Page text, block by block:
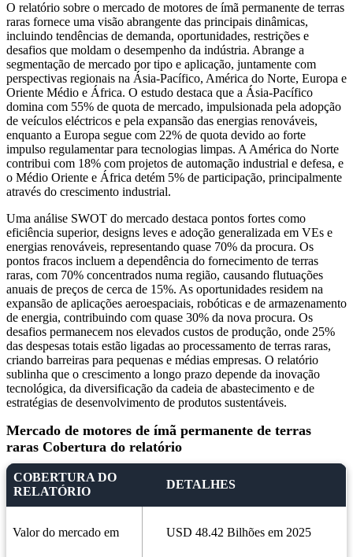
O relatório sobre o mercado de motores de ímã permanente de terras
raras fornece uma visão abrangente das principais dinâmicas,
incluindo tendências de demanda, oportunidades, restrições e
desafios que moldam o desempenho da indústria. Abrange a
segmentação de mercado por tipo e aplicação, juntamente com
perspectivas regionais na Ásia-Pacífico, América do Norte, Europa e
Oriente Médio e África. O estudo destaca que a Ásia-Pacífico
domina com 55% de quota de mercado, impulsionada pela adopção
de veículos eléctricos e pela expansão das energias renováveis,
enquanto a Europa segue com 22% de quota devido ao forte
impulso regulamentar para tecnologias limpas. A América do Norte
contribui com 18% com projetos de automação industrial e defesa, e
o Médio Oriente e África detém 5% de participação, principalmente
através do crescimento industrial.
Uma análise SWOT do mercado destaca pontos fortes como
eficiência superior, designs leves e adoção generalizada em VEs e
energias renováveis, representando quase 70% da procura. Os
pontos fracos incluem a dependência do fornecimento de terras
raras, com 70% concentrados numa região, causando flutuações
anuais de preços de cerca de 15%. As oportunidades residem na
expansão de aplicações aeroespaciais, robóticas e de armazenamento
de energia, contribuindo com quase 30% da nova procura. Os
desafios permanecem nos elevados custos de produção, onde 25%
das despesas totais estão ligadas ao processamento de terras raras,
criando barreiras para pequenas e médias empresas. O relatório
sublinha que o crescimento a longo prazo depende da inovação
tecnológica, da diversificação da cadeia de abastecimento e de
estratégias de desenvolvimento de produtos sustentáveis.
Mercado de motores de ímã permanente de terras
raras Cobertura do relatório
COBERTURA DO
RELATÓRIO
DETALHES
Valor do mercado em USD 48.42 Bilhões em 2025